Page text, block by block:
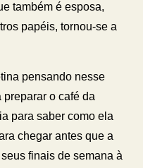
também é esposa,
papéis, tornou-se a
pensando nesse
o café da
para saber como ela
chegar antes que a
finais de semana à